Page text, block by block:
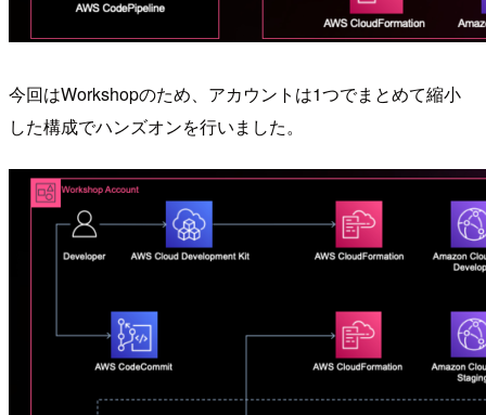
今回はWorkshopのため、アカウントは1つでまとめて縮小
した構成でハンズオンを行いました。